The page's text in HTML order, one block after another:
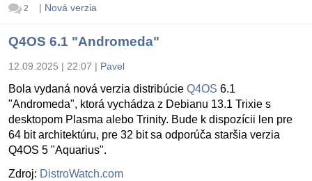
2 | Nová verzia
Q4OS 6.1 "Andromeda"
12.09.2025 | 22:07 | Pavel
Bola vydaná nová verzia distribúcie Q4OS 6.1
"Andromeda", ktorá vychádza z Debianu 13.1 Trixie s
desktopom Plasma alebo Trinity. Bude k dispozícii len pre
64 bit architektúru, pre 32 bit sa odporúča staršia verzia
Q4OS 5 "Aquarius".
Zdroj: DistroWatch.com